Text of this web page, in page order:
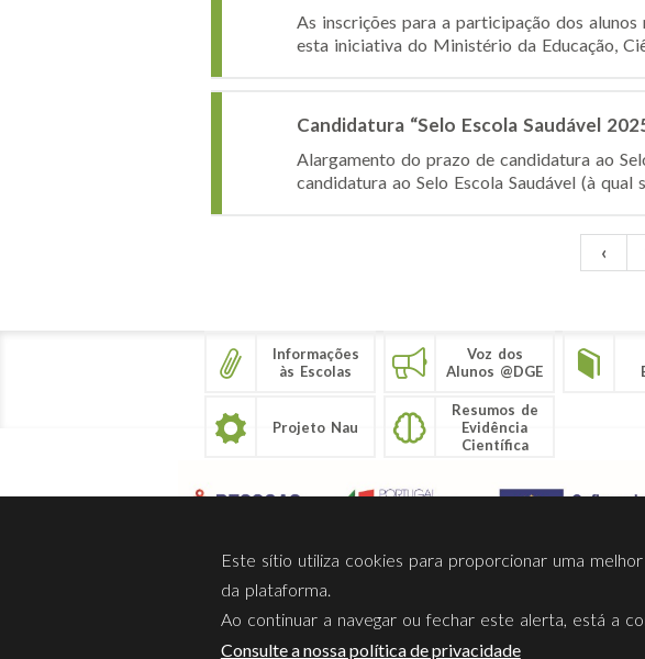
As inscrições para a participação dos
esta iniciativa do Ministério da Educação,
Candidatura “Selo Escola Saudável
Alargamento do prazo de candidatura ao
candidatura ao Selo Escola Saudável (à
‹
Informações
às Escolas
Voz dos
Alunos @DGE
Projeto Nau
Resumos de
Evidência
Científica
Sobre Nós Privacidade Termos Utilização
Este sítio utiliza cookies para proporcionar uma
da plataforma.
Ao continuar a navegar ou fechar este alerta, está a
Consulte a nossa política de privacidade